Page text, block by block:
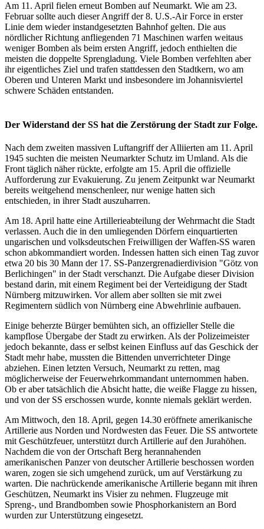
Am 11. April fielen erneut Bomben auf Neumarkt. Wie am 23.
Februar sollte auch dieser Angriff der 8. U.S.-Air Force in erster
Linie dem wieder instandgesetzten Bahnhof gelten. Die aus
nördlicher Richtung anfliegenden 71 Maschinen warfen weitaus
weniger Bomben als beim ersten Angriff, jedoch enthielten die
meisten die doppelte Sprengladung. Viele Bomben verfehlten aber
ihr eigentliches Ziel und trafen stattdessen den Stadtkern, wo am
Oberen und Unteren Markt und insbesondere im Johannisviertel
schwere Schäden entstanden.
Der Widerstand der SS hat die Zerstörung der Stadt zur Folge.
Nach dem zweiten massiven Luftangriff der Alliierten am 11. April
1945 suchten die meisten Neumarkter Schutz im Umland. Als die
Front täglich näher rückte, erfolgte am 15. April die offizielle
Aufforderung zur Evakuierung. Zu jenem Zeitpunkt war Neumarkt
bereits weitgehend menschenleer, nur wenige hatten sich
entschieden, in ihrer Stadt auszuharren.
Am 18. April hatte eine Artillerieabteilung der Wehrmacht die Stadt
verlassen. Auch die in den umliegenden Dörfern einquartierten
ungarischen und volksdeutschen Freiwilligen der Waffen-SS waren
schon abkommandiert worden. Indessen hatten sich einen Tag zuvor
etwa 20 bis 30 Mann der 17. SS-Panzergrenadierdivision "Götz von
Berlichingen" in der Stadt verschanzt. Die Aufgabe dieser Division
bestand darin, mit einem Regiment bei der Verteidigung der Stadt
Nürnberg mitzuwirken. Vor allem aber sollten sie mit zwei
Regimentern südlich von Nürnberg eine Abwehrlinie aufbauen.
Einige beherzte Bürger bemühten sich, an offizieller Stelle die
kampflose Übergabe der Stadt zu erwirken. Als der Polizeimeister
jedoch bekannte, dass er selbst keinen Einfluss auf das Geschick der
Stadt mehr habe, mussten die Bittenden unverrichteter Dinge
abziehen. Einen letzten Versuch, Neumarkt zu retten, mag
möglicherweise der Feuerwehrkommandant unternommen haben.
Ob er aber tatsächlich die Absicht hatte, die weiße Flagge zu hissen,
und von der SS erschossen wurde, konnte niemals geklärt werden.
Am Mittwoch, den 18. April, gegen 14.30 eröffnete amerikanische
Artillerie aus Norden und Nordwesten das Feuer. Die SS antwortete
mit Geschützfeuer, unterstützt durch Artillerie auf den Jurahöhen.
Nachdem die von der Ortschaft Berg herannahenden
amerikanischen Panzer von deutscher Artillerie beschossen worden
waren, zogen sie sich umgehend zurück, um auf Verstärkung zu
warten. Die nachrückende amerikanische Artillerie begann mit ihren
Geschützen, Neumarkt ins Visier zu nehmen. Flugzeuge mit
Spreng-, und Brandbomben sowie Phosphorkanistern an Bord
wurden zur Unterstützung eingesetzt.